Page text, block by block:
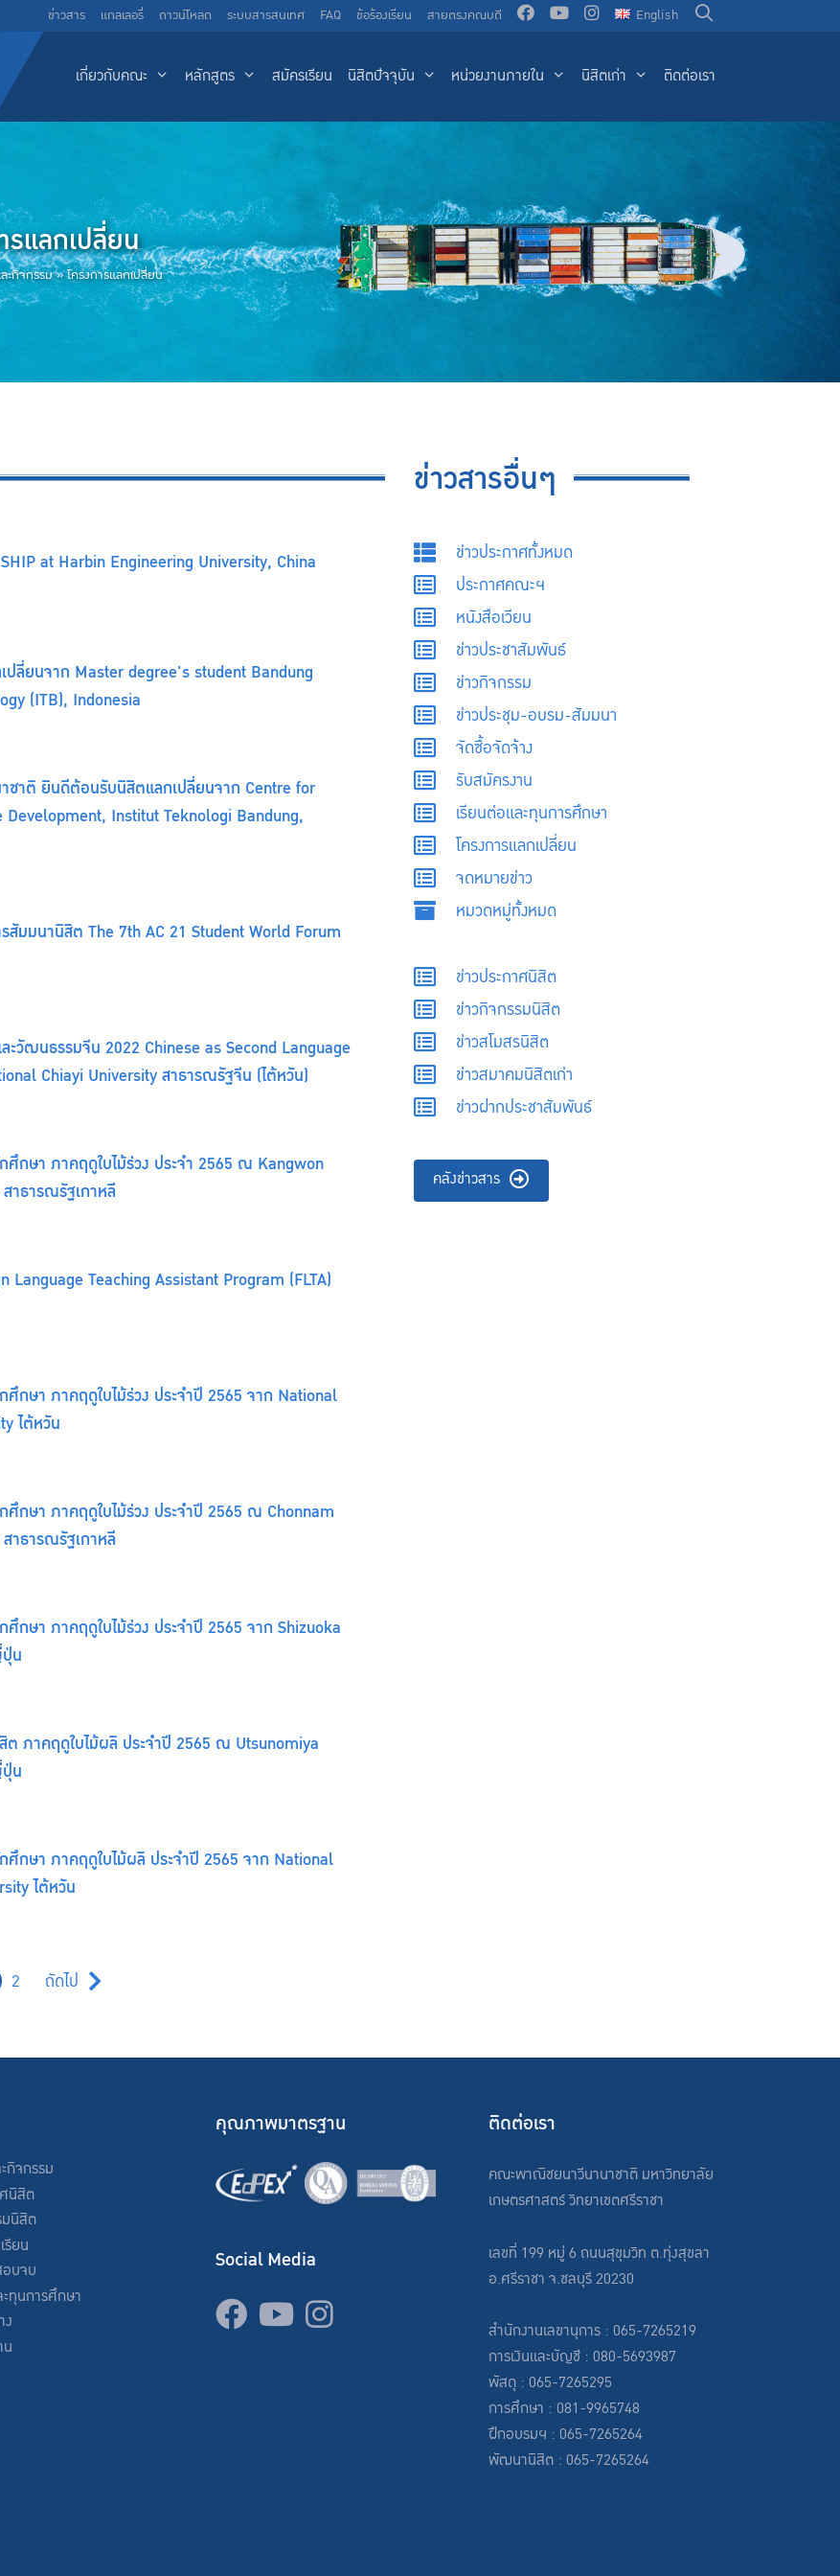
ข่าวสาร แกลเลอรี่ ดาวน์โหลด ระบบสารสนเทศ FAQ ข้อร้องเรียน สายตรงคณบดี English
เกี่ยวกับคณะ หลักสูตร สมัครเรียน นิสิตปัจจุบัน หน่วยงานภายใน นิสิตเก่า ติดต่อเรา
รแลกเปลี่ยน
ะกิจกรรม»โครงการแลกเปลี่ยน
at Harbin Engineering University, China
ลี่ยนจาก Master degree's student Bandung
(ITB), Indonesia
าติ ยินดีต้อนรับนิสิตแลกเปลี่ยนจาก Centre for
Development, Institut Teknologi Bandung,
สัมมนานิสิต The 7th AC 21 Student World Forum
ะวัฒนธรรมจีน 2022 Chinese as Second Language
Chiayi University สาธารณรัฐจีน (ไต้หวัน)
ศึกษา ภาคฤดูใบไม้ร่วง ประจำ 2565 ณ Kangwon
าธารณรัฐเกาหลี
Language Teaching Assistant Program (FLTA)
ศึกษา ภาคฤดูใบไม้ร่วง ประจำปี 2565 จาก National
ไต้หวัน
ศึกษา ภาคฤดูใบไม้ร่วง ประจำปี 2565 ณ Chonnam
าธารณรัฐเกาหลี
ศึกษา ภาคฤดูใบไม้ร่วง ประจำปี 2565 จาก Shizuoka
น
ต ภาคฤดูใบไม้ผลิ ประจำปี 2565 ณ Utsunomiya
น
ศึกษา ภาคฤดูใบไม้ผลิ ประจำปี 2565 จาก National
ไต้หวัน
2 ถัดไป
ข่าวสารอื่นๆ
ข่าวประกาศทั้งหมด
ประกาศคณะฯ
หนังสือเวียน
ข่าวประชาสัมพันธ์
ข่าวกิจกรรม
ข่าวประชุม-อบรม-สัมมนา
จัดซื้อจัดจ้าง
รับสมัครงาน
เรียนต่อและทุนการศึกษา
โครงการแลกเปลี่ยน
จดหมายข่าว
หมวดหมู่ทั้งหมด
ข่าวประกาศนิสิต
ข่าวกิจกรรมนิสิต
ข่าวสโมสรนิสิต
ข่าวสมาคมนิสิตเก่า
ข่าวฝากประชาสัมพันธ์
คลังข่าวสาร
กิจกรรม
นิสิต
มนิสิต
รียน
บจบ
ทุนการศึกษา
คุณภาพมาตรฐาน
Social Media
ติดต่อเรา
คณะพาณิชยนาวีนานาชาติ มหาวิทยาลัย
เกษตรศาสตร์ วิทยาเขตศรีราชา
เลขที่ 199 หมู่ 6 ถนนสุขุมวิท ต.ทุ่งสุขลา
อ.ศรีราชา จ.ชลบุรี 20230
สำนักงานเลขานุการ : 065-7265219
การเงินและบัญชี : 080-5693987
พัสดุ : 065-7265295
การศึกษา : 081-9965748
ฝึกอบรมฯ : 065-7265264
พัฒนานิสิต : 065-7265264